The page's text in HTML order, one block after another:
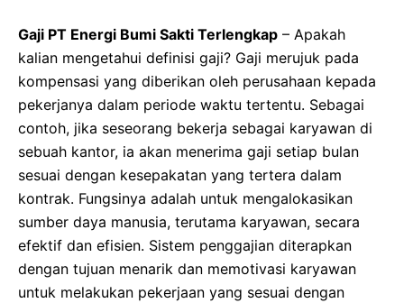
Gaji PT Energi Bumi Sakti Terlengkap – Apakah
kalian mengetahui definisi gaji? Gaji merujuk pada
kompensasi yang diberikan oleh perusahaan kepada
pekerjanya dalam periode waktu tertentu. Sebagai
contoh, jika seseorang bekerja sebagai karyawan di
sebuah kantor, ia akan menerima gaji setiap bulan
sesuai dengan kesepakatan yang tertera dalam
kontrak. Fungsinya adalah untuk mengalokasikan
sumber daya manusia, terutama karyawan, secara
efektif dan efisien. Sistem penggajian diterapkan
dengan tujuan menarik dan memotivasi karyawan
untuk melakukan pekerjaan yang sesuai dengan